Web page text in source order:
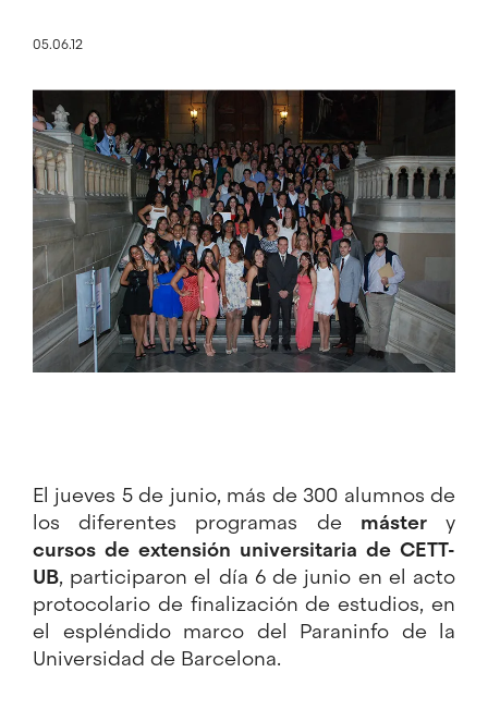
05.06.12
Imagen
El jueves 5 de junio, más de 300 alumnos de
los diferentes programas de mástery
cursos de extensión universitaria de CETT-
UB, participaron el día 6 de junio en el acto
protocolario de finalización de estudios, en
el espléndido marco del Paraninfo de la
Universidad de Barcelona.